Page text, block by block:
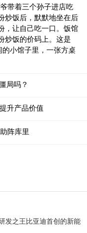
带着三个孙子进店吃
炒饭后，默默地坐在后
，让自己吃一口。饭馆
炒饭的价码上。这是
小馆子里，一张方桌
局吗？
升产品价值
阵库里
发之王比亚迪首创的新能